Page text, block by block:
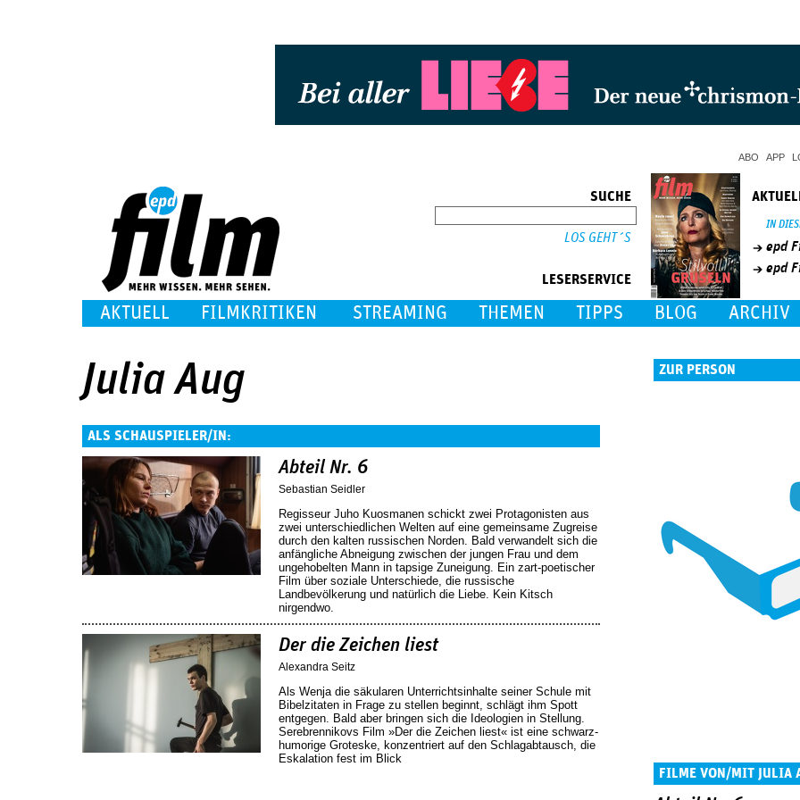
ABO APP
SUCHE
LESERSERVICE
IN
epd
epd
AKTUELL FILMKRITIKEN STREAMING THEMEN TIPPS BLOG ARCHIV
Julia Aug
ALS SCHAUSPIELER/IN:
Abteil Nr. 6
Sebastian Seidler
Regisseur Juho Kuosmanen schickt zwei Protagonisten aus
zwei unterschiedlichen Welten auf eine gemeinsame Zugreise
durch den kalten russischen Norden. Bald verwandelt sich die
anfängliche Abneigung zwischen der jungen Frau und dem
ungehobelten Mann in tapsige Zuneigung. Ein zart-poetischer
Film über soziale Unterschiede, die russische
Landbevölkerung und natürlich die Liebe. Kein Kitsch
nirgendwo.
Der die Zeichen liest
Alexandra Seitz
Als Wenja die säkularen Unterrichtsinhalte seiner Schule mit
Bibelzitaten in Frage zu stellen beginnt, schlägt ihm Spott
entgegen. Bald aber bringen sich die Ideologien in Stellung.
Serebrennikovs Film »Der die Zeichen liest« ist eine schwarz-
humorige Groteske, konzentriert auf den Schlagabtausch, die
Eskalation fest im Blick
ZUR PERSON
FILME VON/MIT JULIA